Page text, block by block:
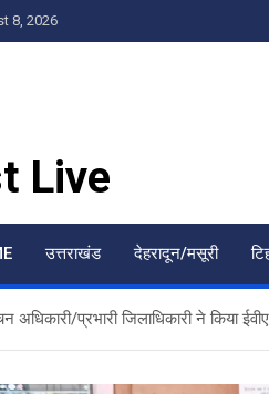
8, 2026
Live
उत्तराखंड देहरादून/मसूरी
अधिकारी/प्रभारी जिलाधिकारी ने किया